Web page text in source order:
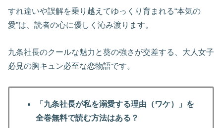
すれ違いや誤解を乗り越えてゆっくり育まれる“本気の
愛”は、読者の心に優しく沁み渡ります。
九条社長のクールな魅力と葵の強さが交差する、大人女子
必見の胸キュン必至な恋物語です。
「九条社長が私を溺愛する理由（ワケ）」を
全巻無料で読む方法はある？